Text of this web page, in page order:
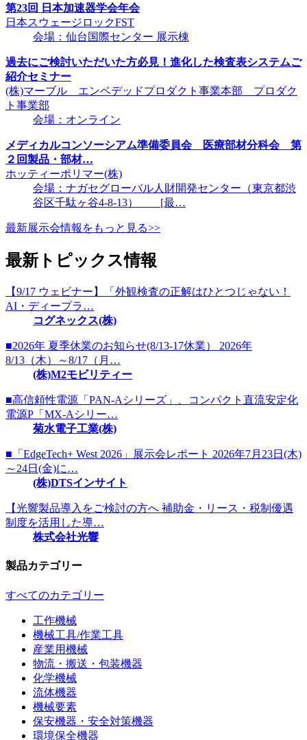
第23回 日本加速器学会年会
日本スウェージロックFST
会場：仙台国際センター 展示棟
過去にご検討いただいた方必見！進化した検査表システムご
紹介セミナー
(株)マーブル エンベデッドプロダクト事業本部 プロダク
ト事業部
会場：オンライン
メディカルコンソーシアム準備委員会 医療部材分科会 第
２回製品・部材…
ホッティーポリマー(株)
会場：ナガセグローバル人財開発センター（東京都渋
谷区千駄ヶ谷4-8-13） [最…
最新展示会情報をもっと見る>>
最新トピックス情報
【9/17 ウェビナー】「外観検査の正解はひとつじゃない！
AI・ディープラ…
コグネックス(株)
■2026年 夏季休業のお知らせ(8/13-17休業） 2026年
8/13（木）～8/17（月…
(株)M2モビリティー
■高信頼性電源「PAN-Aシリーズ」、コンパクト直流安定化
電源P「MX-Aシリー…
菊水電子工業(株)
■「EdgeTech+ West 2026」展示会レポート 2026年7月23日(木)
～24日(金)に…
(株)DTSインサイト
【光響製品導入をご検討の方へ 補助金・リース・税制優遇
制度を活用した導…
株式会社光響
製品カテゴリー
すべてのカテゴリー
工作機械
機械工具/作業工具
産業用機械
物流・搬送・包装機器
化学機械
流体機器
機械要素
保安機器・安全対策機器
環境保全機器